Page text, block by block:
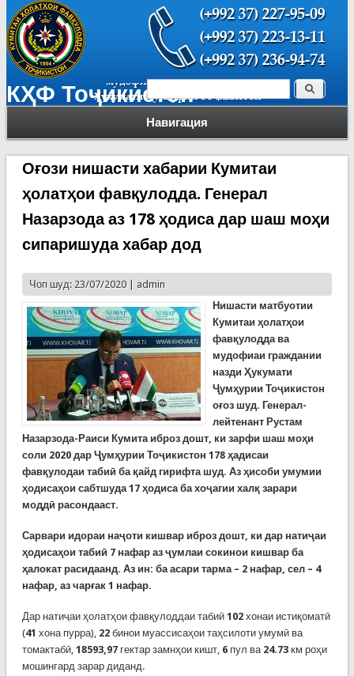
КҲФ Тоҷикистон
Навигация
Форма поиска Поиск
Оғози нишасти хабарии Кумитаи
ҳолатҳои фавқулодда. Генерал
Назарзода аз 178 ҳодиса дар шаш моҳи
сипаришуда хабар дод
Чоп шуд: 23/07/2020 | admin
Нишасти матбуотии
Кумитаи ҳолатҳои
фавқулодда ва
мудофиаи граждании
назди Ҳукумати
Ҷумҳурии Тоҷикистон
оғоз шуд. Генерал-
лейтенант Рустам
Назарзода-Раиси Кумита иброз дошт, ки зарфи шаш моҳи
соли 2020 дар Ҷумҳурии Тоҷикистон 178 ҳадисаи
фавқулодаи табиӣ ба қайд гирифта шуд. Аз ҳисоби умумии
ҳодисаҳои сабтшуда 17 ҳодиса ба хоҷагии халқ зарари
моддӣ расондааст.
Сарвари идораи наҷоти кишвар иброз дошт, ки дар натиҷаи
ҳодисаҳои табиӣ 7 нафар аз ҷумлаи сокинои кишвар ба
ҳалокат расидаанд. Аз ин: ба асари тарма – 2 нафар, сел – 4
нафар, аз чарғак 1 нафар.
Дар натиҷаи ҳолатҳои фавқулоддаи табиӣ 102хонаи истиқоматӣ
(41 хона пурра), 22бинои муассисаҳои таҳсилоти умумӣ ва
томактабӣ, 18593,97гектар замнҳои кишт,6пул ва 24.73км роҳи
мошингард зарар диданд.